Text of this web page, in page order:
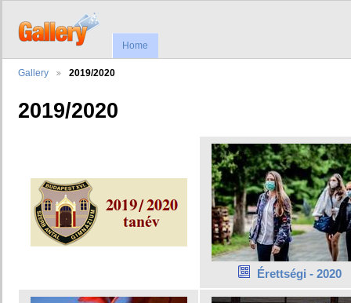
Home
Gallery 2019/2020
2019/2020
Érettségi - 2020